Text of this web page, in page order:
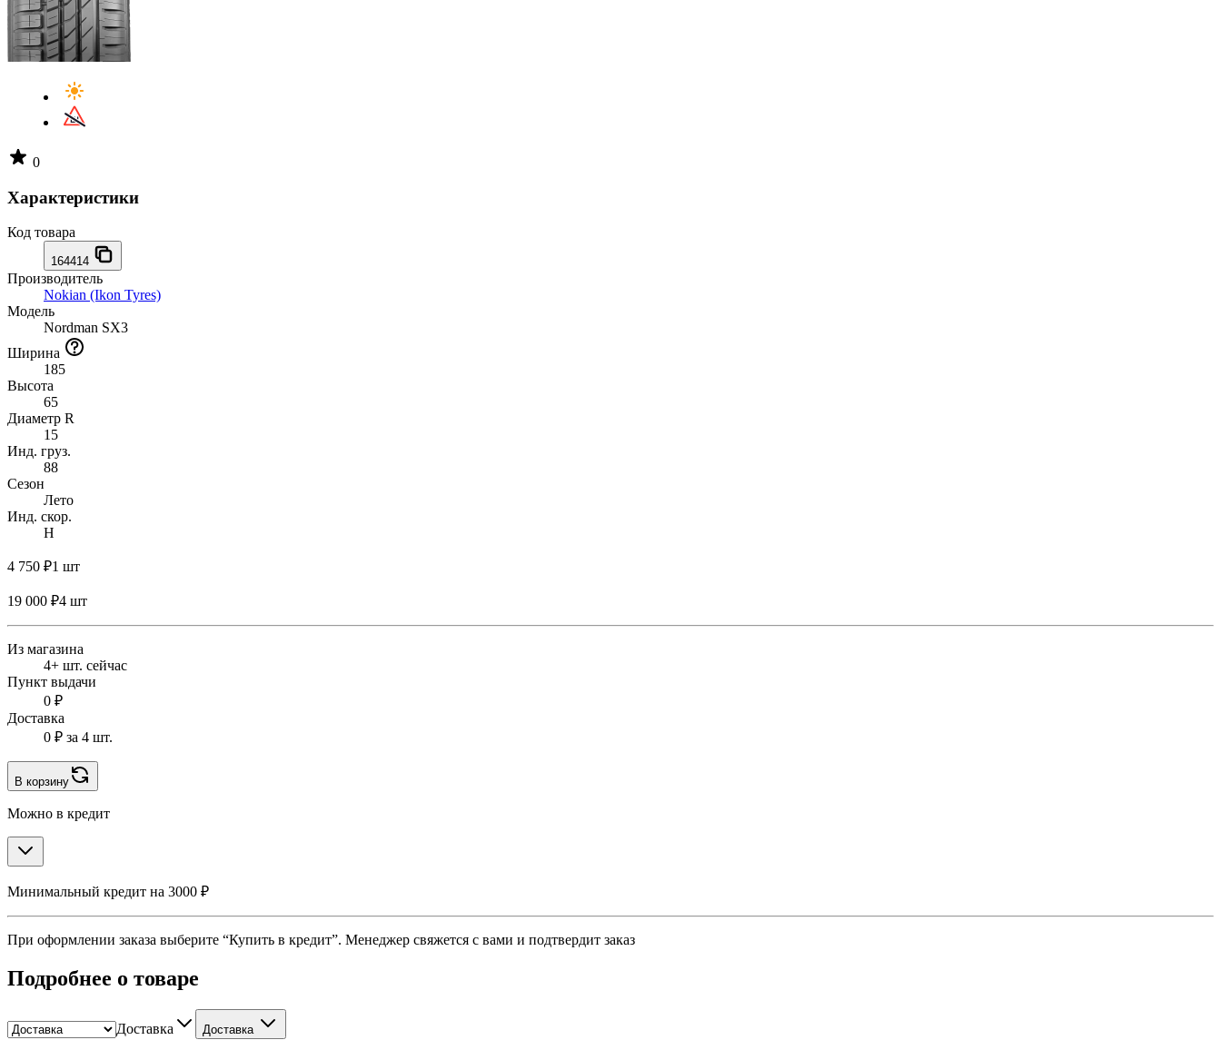
0
Характеристики
Код товара
164414
Производитель
Nokian (Ikon Tyres)
Модель
Nordman SX3
Ширина
185
Высота
65
Диаметр R
15
Инд. груз.
88
Сезон
Лето
Инд. скор.
H
4 750 ₽1 шт
19 000 ₽4 шт
Из магазина
4+ шт. сейчас
Пункт выдачи
0 ₽
Доставка
0 ₽ за 4 шт.
В корзину
Можно в кредит
Минимальный кредит на 3000 ₽
При оформлении заказа выберите “Купить в кредит”. Менеджер свяжется с вами и подтвердит заказ
Подробнее о товаре
Доставка Доставка